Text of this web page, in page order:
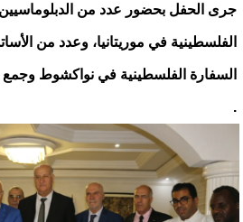
جرى الحفل بحضور عدد من الدبلوماسيين
الفلسطينية في موريتانيا، وعدد من
السفارة الفلسطينية في نواكشوط وجمع
.